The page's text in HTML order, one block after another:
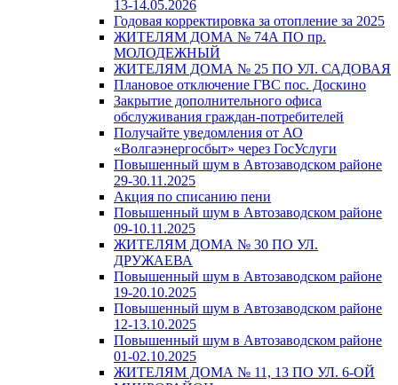
13-14.05.2026
Годовая корректировка за отопление за 2025
ЖИТЕЛЯМ ДОМА № 74А ПО пр.
МОЛОДЕЖНЫЙ
ЖИТЕЛЯМ ДОМА № 25 ПО УЛ. САДОВАЯ
Плановое отключение ГВС пос. Доскино
Закрытие дополнительного офиса
обслуживания граждан-потребителей
Получайте уведомления от АО
«Волгаэнергосбыт» через ГосУслуги
Повышенный шум в Автозаводском районе
29-30.11.2025
Акция по списанию пени
Повышенный шум в Автозаводском районе
09-10.11.2025
ЖИТЕЛЯМ ДОМА № 30 ПО УЛ.
ДРУЖАЕВА
Повышенный шум в Автозаводском районе
19-20.10.2025
Повышенный шум в Автозаводском районе
12-13.10.2025
Повышенный шум в Автозаводском районе
01-02.10.2025
ЖИТЕЛЯМ ДОМА № 11, 13 ПО УЛ. 6-ОЙ